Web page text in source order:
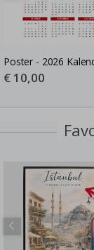
Poster - 2026
Special
Price
€ 10,00